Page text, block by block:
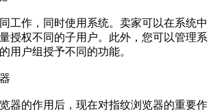
作，同时使用系统。卖家可以在系统中
授权不同的子用户。此外，您可以管理系
用户组授予不同的功能。
的作用后，现在对指纹浏览器的重要作